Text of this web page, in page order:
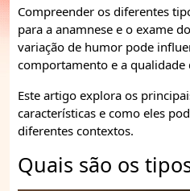
Compreender os diferentes
para a anamnese e o exame
variação de humor pode
comportamento e a qualidade
Este artigo explora os
características e como eles
diferentes contextos.
Quais são os